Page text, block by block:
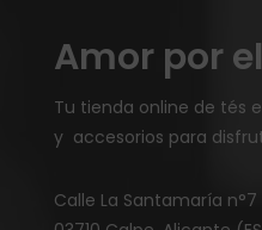
Amor por el
Tu tienda online de tés
y accesorios para
Calle La Santamaría n°7